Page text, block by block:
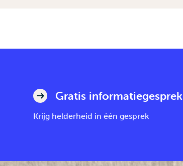
Gratis informatiegesprek
Krijg helderheid in één gesprek